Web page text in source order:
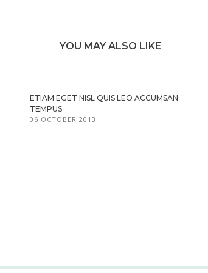
YOU MAY ALSO LIKE
ETIAM EGET NISL QUIS LEO ACCUMSAN
TEMPUS
06 OCTOBER 2013